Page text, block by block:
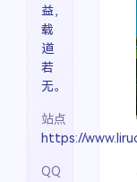
益，
载
道
若
无。
站点
https://
QQ